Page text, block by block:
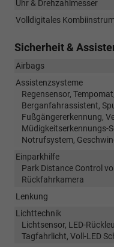
Uhr & Drehzahlmesser
Volldigitales
Sicherheit &
Airbags
Assistenzsysteme
Regensensor,
Berganfahrassistent,
Fußgängererkennung,
Müdigkeitserkennungs-
Notrufsystem,
Einparkhilfe
Park Distance Control
Rückfahrkamera
Lenkung
Lichttechnik
Lichtsensor, LED-
Tagfahrlicht, Voll-LED